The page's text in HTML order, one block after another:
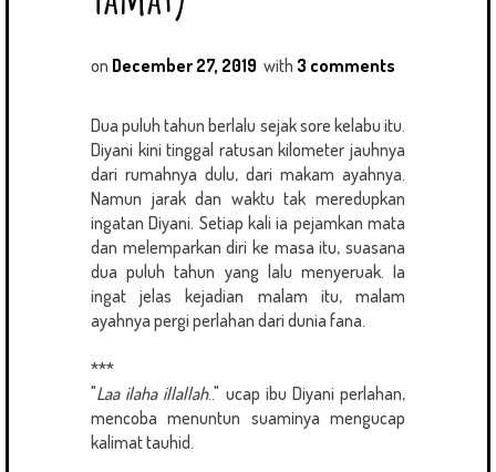
on December 27, 2019 with 3 comments
Dua puluh tahun berlalu sejak sore kelabu itu.
Diyani kini tinggal ratusan kilometer jauhnya
dari rumahnya dulu, dari makam ayahnya.
Namun jarak dan waktu tak meredupkan
ingatan Diyani. Setiap kali ia pejamkan mata
dan melemparkan diri ke masa itu, suasana
dua puluh tahun yang lalu menyeruak. Ia
ingat jelas kejadian malam itu, malam
ayahnya pergi perlahan dari dunia fana.
***
"Laa ilaha illallah.." ucap ibu Diyani perlahan,
mencoba menuntun suaminya mengucap
kalimat tauhid.